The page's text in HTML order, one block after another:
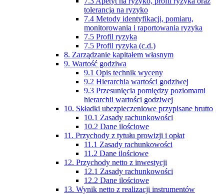
tolerancja na ryzyko
7.4 Metody identyfikacji, pomiaru,
monitorowania i raportowania ryzyka
7.5 Profil ryzyka
7.5 Profil ryzyka (c.d.)
8. Zarządzanie kapitałem własnym
9. Wartość godziwa
9.1 Opis technik wyceny
9.2 Hierarchia wartości godziwej
9.3 Przesunięcia pomiędzy poziomami
hierarchii wartości godziwej
10. Składki ubezpieczeniowe przypisane brutto
10.1 Zasady rachunkowości
10.2 Dane ilościowe
11. Przychody z tytułu prowizji i opłat
11.1 Zasady rachunkowości
11.2 Dane ilościowe
12. Przychody netto z inwestycji
12.1 Zasady rachunkowości
12.2 Dane ilościowe
13. Wynik netto z realizacji instrumentów